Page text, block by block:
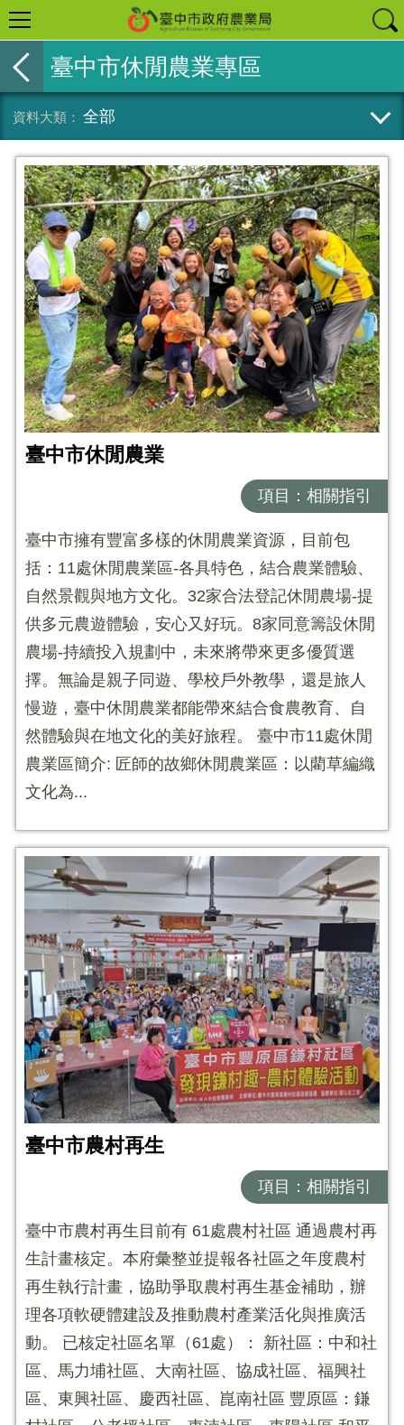
臺中市休閒農業專區
全部
臺中市休閒農業
項目：相關指引
臺中市擁有豐富多樣的休閒農業資源，目前包
括：11處休閒農業區-各具特色，結合農業體驗、
自然景觀與地方文化。32家合法登記休閒農場-提
供多元農遊體驗，安心又好玩。8家同意籌設休閒
農場-持續投入規劃中，未來將帶來更多優質選
擇。無論是親子同遊、學校戶外教學，還是旅人
慢遊，臺中休閒農業都能帶來結合食農教育、自
然體驗與在地文化的美好旅程。 臺中市11處休閒
農業區簡介: 匠師的故鄉休閒農業區：以藺草編織
文化為...
臺中市農村再生
項目：相關指引
臺中市農村再生目前有 61處農村社區 通過農村再
生計畫核定。本府彙整並提報各社區之年度農村
再生執行計畫，協助爭取農村再生基金補助，辦
理各項軟硬體建設及推動農村產業活化與推廣活
動。 已核定社區名單（61處）： 新社區：中和社
區、馬力埔社區、大南社區、協成社區、福興社
區、東興社區、慶西社區、崑南社區 豐原區：鎌